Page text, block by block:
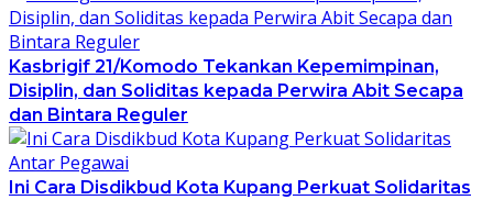
Kasbrigif 21/Komodo Tekankan Kepemimpinan,
Disiplin, dan Soliditas kepada Perwira Abit Secapa
dan Bintara Reguler
Ini Cara Disdikbud Kota Kupang Perkuat Solidaritas